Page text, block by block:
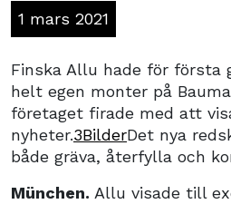
1 mars 2021
Finska Allu hade för första
helt egen monter på
företaget firade med att
nyheter.3BilderDet nya
både gräva, återfylla och
München. Allu visade till